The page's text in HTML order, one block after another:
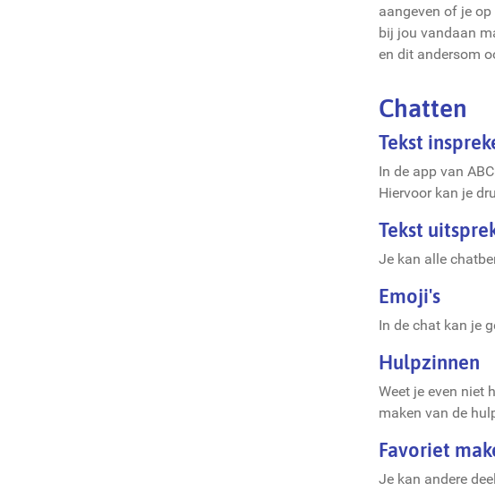
aangeven of je
bij jou vandaan
en dit andersom
Chatten
Tekst
In de app van
Hiervoor kan je
Tekst
Je kan alle
Emoji's
In de chat kan je
Hulpzinnen
Weet je even niet
maken van de
Favoriet
Je kan andere